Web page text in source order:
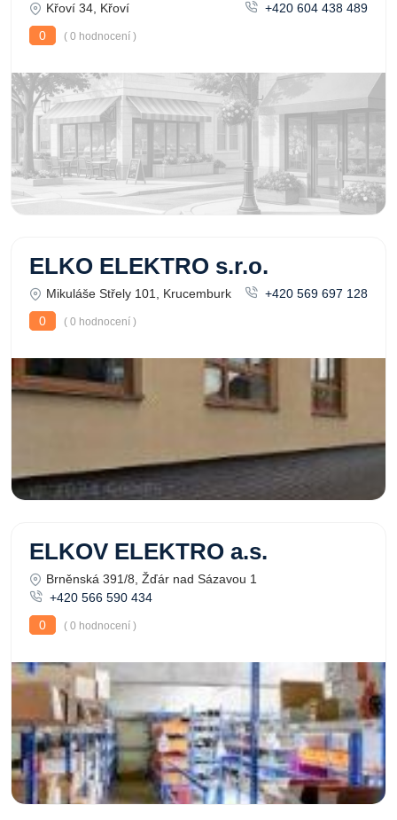
Křoví 34, Křoví
+420 604 438 489
0
( 0 hodnocení )
ELKO ELEKTRO s.r.o.
Mikuláše Střely 101, Krucemburk
+420 569 697 128
0
( 0 hodnocení )
ELKOV ELEKTRO a.s.
Brněnská 391/8, Žďár nad Sázavou 1
+420 566 590 434
0
( 0 hodnocení )